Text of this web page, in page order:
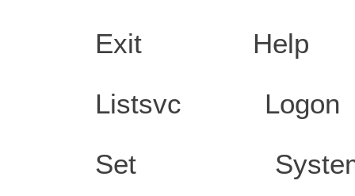
Exit Help
Listsvc
Set